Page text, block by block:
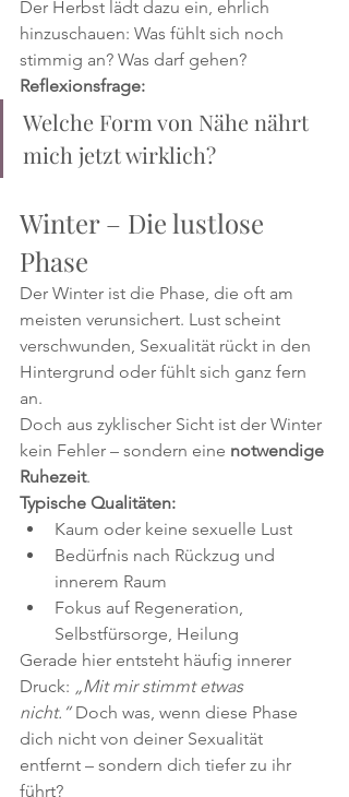
Der Herbst lädt dazu ein, ehrlich
hinzuschauen: Was fühlt sich noch
stimmig an? Was darf gehen?
Reflexionsfrage:
Welche Form von Nähe nährt
mich jetzt wirklich?
Winter – Die lustlose
Phase
Der Winter ist die Phase, die oft am
meisten verunsichert. Lust scheint
verschwunden, Sexualität rückt in den
Hintergrund oder fühlt sich ganz fern
an.
Doch aus zyklischer Sicht ist der Winter
kein Fehler – sondern eine notwendige
Ruhezeit.
Typische Qualitäten:
Kaum oder keine sexuelle Lust
Bedürfnis nach Rückzug und
innerem Raum
Fokus auf Regeneration,
Selbstfürsorge, Heilung
Gerade hier entsteht häufig innerer
Druck: „Mit mir stimmt etwas
nicht.“ Doch was, wenn diese Phase
dich nicht von deiner Sexualität
entfernt – sondern dich tiefer zu ihr
führt?